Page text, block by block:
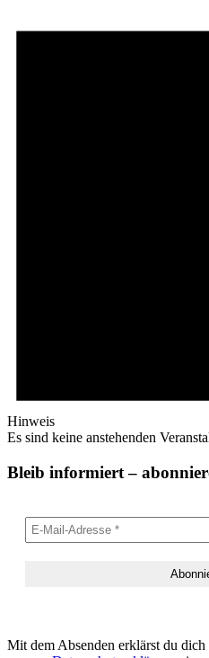
Hinweis
Es sind keine anstehenden
Bleib informiert –
Mit dem Absenden erklärst du